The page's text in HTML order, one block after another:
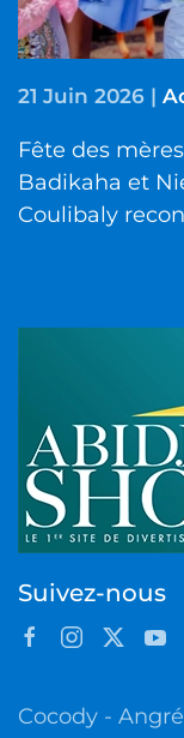
21 Juin 2026 |
Fête des
Badikaha et
Coulibaly
Suivez-nous
Cocody -